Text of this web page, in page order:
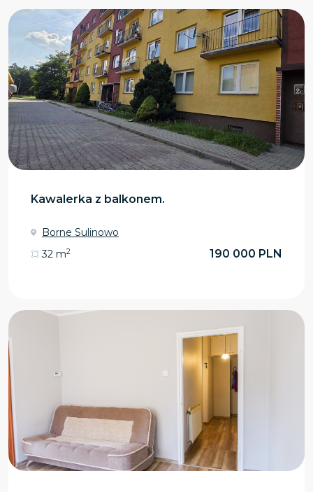
Kawalerka z balkonem.
Borne Sulinowo
32 m2 190 000 PLN